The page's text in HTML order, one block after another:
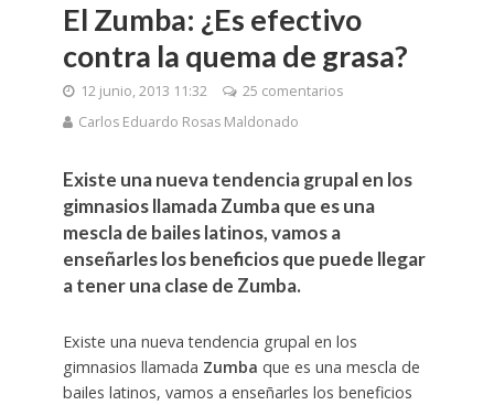
El Zumba: ¿Es efectivo
contra la quema de grasa?
12 junio, 2013 11:32
25 comentarios
Carlos Eduardo Rosas Maldonado
Existe una nueva tendencia grupal en los
gimnasios llamadaZumbaque es una
mescla de bailes latinos, vamos a
enseñarles los beneficios que puede llegar
a tener unaclase de Zumba.
Existe una nueva tendencia grupal en los
gimnasios llamada Zumba que es una mescla de
bailes latinos, vamos a enseñarles los beneficios